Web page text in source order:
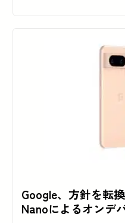
Google、方針を転
Nanoによるオンデ